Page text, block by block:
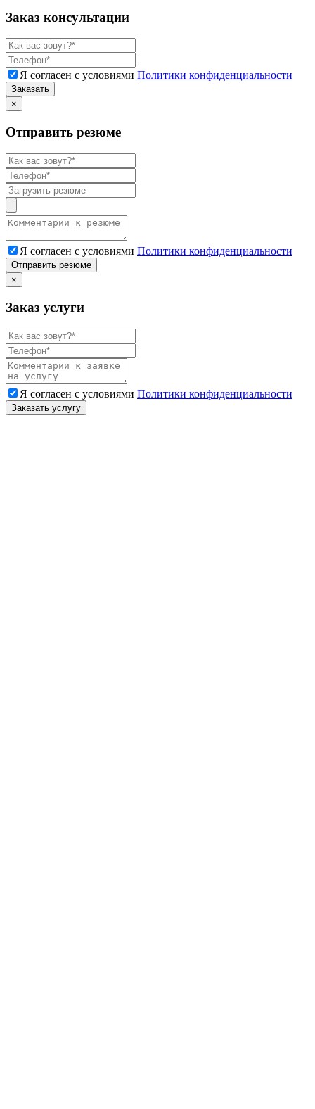
Заказ консультации
Я согласен с условиями Политики конфиденциальности
Заказать
×
Отправить резюме
Я согласен с условиями Политики конфиденциальности
Отправить резюме
×
Заказ услуги
Я согласен с условиями Политики конфиденциальности
Заказать услугу